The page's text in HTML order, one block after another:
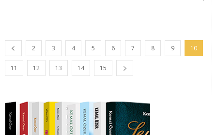
2 3 4 5 6 7 8 9 10
11 12 13 14 15